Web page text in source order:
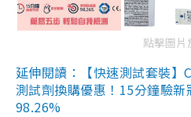
點擊圖片
延伸閱讀：【快速測試套裝】
測試劑換購優惠！15分鐘驗新
98.26%